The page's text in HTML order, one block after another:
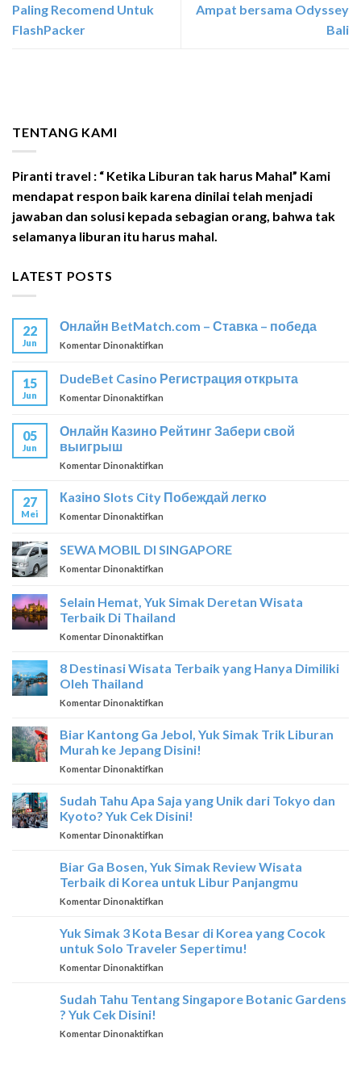
Paling Recomend Untuk
FlashPacker
Ampat bersama Odyssey
Bali
TENTANG KAMI
Piranti travel : “ Ketika Liburan tak harus Mahal” Kami
mendapat respon baik karena dinilai telah menjadi
jawaban dan solusi kepada sebagian orang, bahwa tak
selamanya liburan itu harus mahal.
LATEST POSTS
22
Jun
Онлайн BetMatch.com – Ставка – победа
Komentar Dinonaktifkan
BetMatch.com
победа
15
Jun
DudeBet Casino Регистрация открыта
Komentar Dinonaktifkan
Casino
Регистрация
05
Jun
Онлайн Казино Рейтинг Забери свой
выигрыш
Komentar Dinonaktifkan
Казино
Рейтинг
выигрыш
27
Mei
Кaзіно Slots City Побеждай легко
Komentar Dinonaktifkan
City
SEWA MOBIL DI SINGAPORE
Komentar Dinonaktifkan
DI
SINGAPORE
Selain Hemat, Yuk Simak Deretan Wisata
Terbaik Di Thailand
Komentar Dinonaktifkan
Hemat,
Yuk
Terbaik
Di
8 Destinasi Wisata Terbaik yang Hanya Dimiliki
Oleh Thailand
Komentar Dinonaktifkan
Destinasi
Wisata
Terbaik
Dimiliki
Oleh
Biar Kantong Ga Jebol, Yuk Simak Trik Liburan
Murah ke Jepang Disini!
Komentar Dinonaktifkan
Kantong
Ga
Jebol,
Trik
Liburan
Disini!
Sudah Tahu Apa Saja yang Unik dari Tokyo dan
Kyoto? Yuk Cek Disini!
Komentar Dinonaktifkan
Tahu
Apa
Saja
dari
Tokyo
Cek
Biar Ga Bosen, Yuk Simak Review Wisata
Terbaik di Korea untuk Libur Panjangmu
Komentar Dinonaktifkan
Ga
Bosen,
Yuk
Wisata
Terbaik
Yuk Simak 3 Kota Besar di Korea yang Cocok
untuk Solo Traveler Sepertimu!
Komentar Dinonaktifkan
Simak
3
Sudah Tahu Tentang Singapore Botanic Gardens
? Yuk Cek Disini!
Komentar Dinonaktifkan